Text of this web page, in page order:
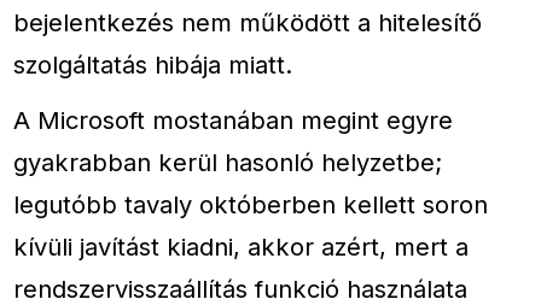
bejelentkezés nem működött a hitelesítő
szolgáltatás hibája miatt.
A Microsoft mostanában megint egyre
gyakrabban kerül hasonló helyzetbe;
legutóbb tavaly októberben kellett soron
kívüli javítást kiadni, akkor azért, mert a
rendszervisszaállítás funkció használata